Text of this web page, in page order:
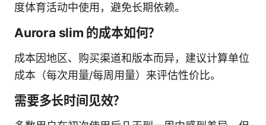
度体育活动中使用，避免长期依赖。
Aurora slim 的成本如何？
成本因地区、购买渠道和版本而异，建议计算单位
成本（每次用量/每周用量）来评估性价比。
需要多长时间见效？